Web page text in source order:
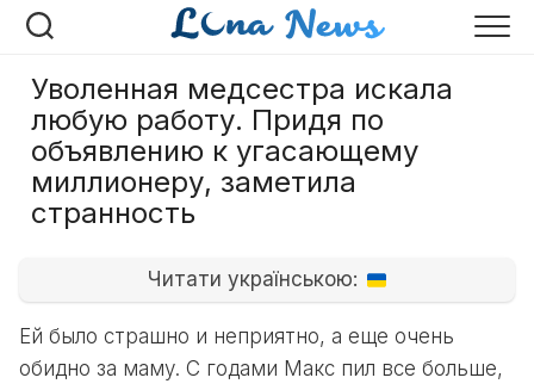
Перейти
Уволенная медсестра искала
любую работу. Придя по
объявлению к угасающему
миллионеру, заметила
странность
Читати українською:
Ей было страшно и неприятно, а еще очень
обидно за маму. С годами Макс пил все больше,